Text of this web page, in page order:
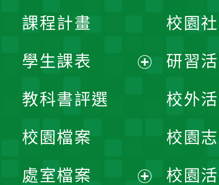
課程計畫
學生課表
單
教科書評選
校園檔案
處室檔案
校園
研習
校外
校園
校園